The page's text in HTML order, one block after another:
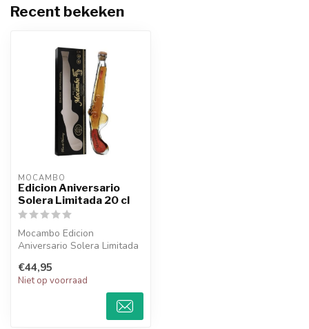
Recent bekeken
MOCAMBO
Edicion Aniversario
Solera Limitada 20 cl
Mocambo Edicion
Aniversario Solera Limitada
€44,95
Niet op voorraad